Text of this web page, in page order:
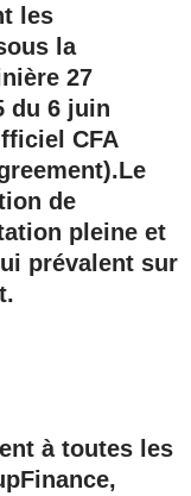
les
la
27
du 6 juin
CFA
de
pleine et
prévalent sur
à toutes les